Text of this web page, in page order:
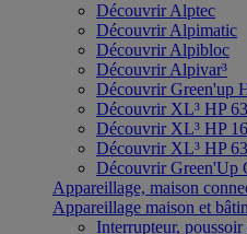
Découvrir Alptec
Découvrir Alpimatic
Découvrir Alpibloc
Découvrir Alpivar³
Découvrir Green'up
Découvrir XL³ HP
Découvrir XL³ HP
Découvrir XL³ HP
Découvrir Green'Up
Appareillage, maison
Appareillage maison et
Interrupteur, poussoir